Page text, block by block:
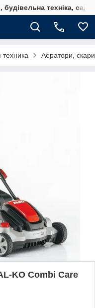
техніка,
Аератори,
KO Combi Care